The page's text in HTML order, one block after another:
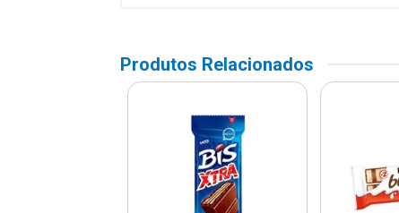
Produtos Relacionados